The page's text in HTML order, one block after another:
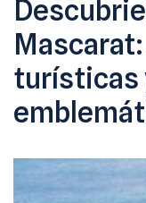
turísticas